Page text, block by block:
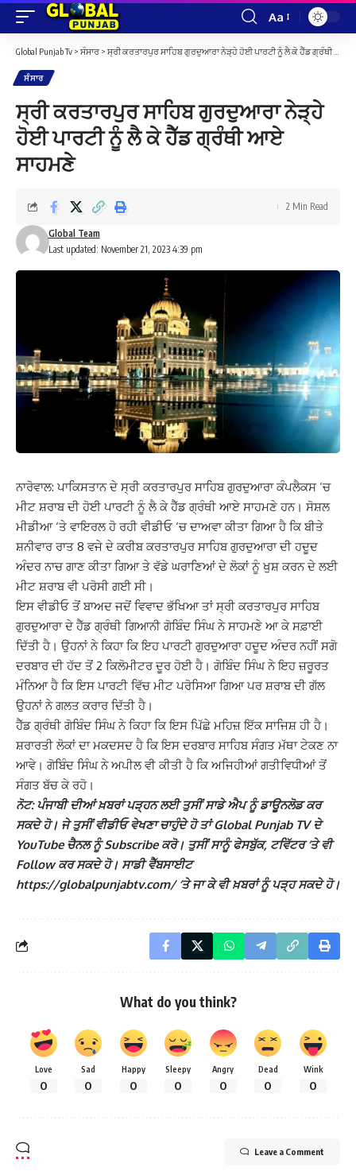
Font
Resizer
Aa
Global Punjab Tv > ਸੰਸਾਰ > ਸ੍ਰੀ ਕਰਤਾਰਪੁਰ ਸਾਹਿਬ ਗੁਰਦੁਆਰਾ ਨੇੜ੍ਹੇ ਹੋਈ ਪਾਰਟੀ ਨੂੰ ਲੈ ਕੇ ਹੈੱਡ ਗ੍ਰੰਥੀ ਆਏ ਸਾਹਮਣੇ
ਸੰਸਾਰ
ਸ੍ਰੀ ਕਰਤਾਰਪੁਰ ਸਾਹਿਬ ਗੁਰਦੁਆਰਾ ਨੇੜ੍ਹੇ
ਹੋਈ ਪਾਰਟੀ ਨੂੰ ਲੈ ਕੇ ਹੈੱਡ ਗ੍ਰੰਥੀ ਆਏ
ਸਾਹਮਣੇ
Last updated: November 21, 2023 4:39 pm
Global Team
2 Min Read
ਨਾਰੋਵਾਲ: ਪਾਕਿਸਤਾਨ ਦੇ ਸ੍ਰੀ ਕਰਤਾਰਪੁਰ ਸਾਹਿਬ ਗੁਰਦੁਆਰਾ ਕੰਪਲੈਕਸ ‘ਚ
ਮੀਟ ਸ਼ਰਾਬ ਦੀ ਹੋਈ ਪਾਰਟੀ ਨੂੰ ਲੈ ਕੇ ਹੈੱਡ ਗ੍ਰੰਥੀ ਆਏ ਸਾਹਮਣੇ ਹਨ। ਸੋਸ਼ਲ
ਮੀਡੀਆ ‘ਤੇ ਵਾਇਰਲ ਹੋ ਰਹੀ ਵੀਡੀਓ ‘ਚ ਦਾਅਵਾ ਕੀਤਾ ਗਿਆ ਹੈ ਕਿ ਬੀਤੇ
ਸ਼ਨੀਵਾਰ ਰਾਤ 8 ਵਜੇ ਦੇ ਕਰੀਬ ਕਰਤਾਰਪੁਰ ਸਾਹਿਬ ਗੁਰਦੁਆਰਾ ਦੀ ਹਦੂਦ
ਅੰਦਰ ਨਾਚ ਗਾਣ ਕੀਤਾ ਗਿਆ ਤੇ ਵੱਡੇ ਘਰਾਣਿਆਂ ਦੇ ਲੋਕਾਂ ਨੂੰ ਖੁਸ਼ ਕਰਨ ਦੇ ਲਈ
ਮੀਟ ਸ਼ਰਾਬ ਵੀ ਪਰੋਸੀ ਗਈ ਸੀ।
ਇਸ ਵੀਡੀਓ ਤੋਂ ਬਾਅਦ ਜਦੋਂ ਵਿਵਾਦ ਭੱਖਿਆ ਤਾਂ ਸ੍ਰੀ ਕਰਤਾਰਪੁਰ ਸਾਹਿਬ
ਗੁਰਦੁਆਰਾ ਦੇ ਹੈੱਡ ਗ੍ਰੰਥੀ ਗਿਆਨੀ ਗੋਬਿੰਦ ਸਿੰਘ ਨੇ ਸਾਹਮਣੇ ਆ ਕੇ ਸਫ਼ਾਈ
ਦਿੱਤੀ ਹੈ। ਉਹਨਾਂ ਨੇ ਕਿਹਾ ਕਿ ਇਹ ਪਾਰਟੀ ਗੁਰਦੁਆਰਾ ਹਦੂਦ ਅੰਦਰ ਨਹੀਂ ਸਗੋ
ਦਰਬਾਰ ਦੀ ਹੱਦ ਤੋਂ 2 ਕਿਲੋਮੀਟਰ ਦੂਰ ਹੋਈ ਹੈ। ਗੋਬਿੰਦ ਸਿੰਘ ਨੇ ਇਹ ਜ਼ਰੂਰਤ
ਮੰਨਿਆ ਹੈ ਕਿ ਇਸ ਪਾਰਟੀ ਵਿੱਚ ਮੀਟ ਪਰੋਸਿਆ ਗਿਆ ਪਰ ਸ਼ਰਾਬ ਦੀ ਗੱਲ
ਉਹਨਾਂ ਨੇ ਗਲਤ ਕਰਾਰ ਦਿੱਤੀ ਹੈ।
ਹੈੱਡ ਗ੍ਰੰਥੀ ਗੋਬਿੰਦ ਸਿੰਘ ਨੇ ਕਿਹਾ ਕਿ ਇਸ ਪਿੱਛੇ ਮਹਿਜ਼ ਇੱਕ ਸਾਜਿਸ਼ ਹੀ ਹੈ।
ਸ਼ਰਾਰਤੀ ਲੋਕਾਂ ਦਾ ਮਕਦਸਦ ਹੈ ਕਿ ਇਸ ਦਰਬਾਰ ਸਾਹਿਬ ਸੰਗਤ ਮੱਥਾ ਟੇਕਣ ਨਾ
ਆਵੇ। ਗੋਬਿੰਦ ਸਿੰਘ ਨੇ ਅਪੀਲ ਵੀ ਕੀਤੀ ਹੈ ਕਿ ਅਜਿਹੀਆਂ ਗਤੀਵਿਧੀਆਂ ਤੋਂ
ਸੰਗਤ ਬੱਚ ਕੇ ਰਹੋ।
ਨੋਟ: ਪੰਜਾਬੀ ਦੀਆਂ ਖ਼ਬਰਾਂ ਪੜ੍ਹਨ ਲਈ ਤੁਸੀਂ ਸਾਡੇ ਐਪ ਨੂੰ ਡਾਊਨਲੋਡ ਕਰ
ਸਕਦੇ ਹੋ। ਜੇ ਤੁਸੀਂ ਵੀਡੀਓ ਵੇਖਣਾ ਚਾਹੁੰਦੇ ਹੋ ਤਾਂ Global Punjab TV ਦੇ
YouTube ਚੈਨਲ ਨੂੰ Subscribe ਕਰੋ। ਤੁਸੀਂ ਸਾਨੂੰ ਫੇਸਬੁੱਕ, ਟਵਿੱਟਰ ‘ਤੇ ਵੀ
Follow ਕਰ ਸਕਦੇ ਹੋ। ਸਾਡੀ ਵੈੱਬਸਾਈਟ
https://globalpunjabtv.com/ ‘ਤੇ ਜਾ ਕੇ ਵੀ ਖ਼ਬਰਾਂ ਨੂੰ ਪੜ੍ਹ ਸਕਦੇ ਹੋ।
What do you think?
Love
0
Sad
0
Happy
0
Sleepy
0
Angry
0
Dead
0
Wink
0
Leave a Comment